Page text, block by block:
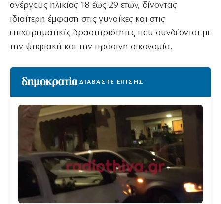
ανέργους ηλικίας 18 έως 29 ετών, δίνοντας
ιδιαίτερη έμφαση στις γυναίκες και στις
επιχειρηματικές δραστηριότητες που συνδέονται με
την ψηφιακή και την πράσινη οικονομία.
ΔΙΑΒΑΣΤΕ ΕΠΙΣΗΣ